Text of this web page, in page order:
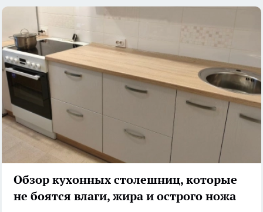
Обзор кухонных столешниц, которые
не боятся влаги, жира и острого ножа